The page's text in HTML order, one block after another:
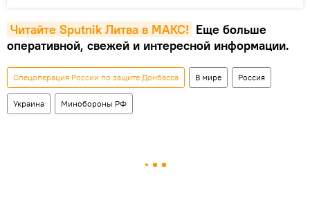
Читайте Sputnik Литва в MAКС! Еще больше
оперативной, свежей и интересной информации.
Спецоперация России по защите Донбасса В мире Россия
Украина Минобороны РФ